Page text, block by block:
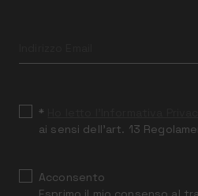
field
*
ai sensi dell’art. 13
Acconsento